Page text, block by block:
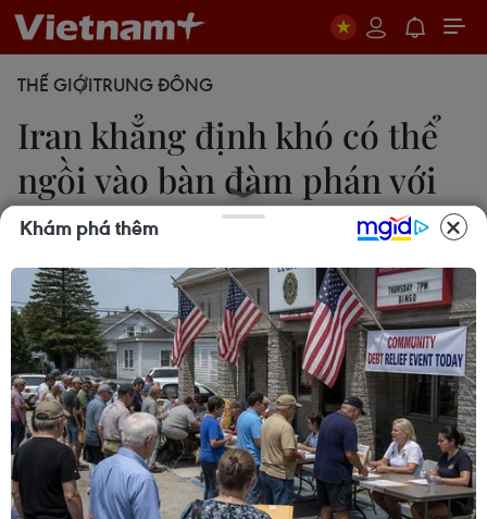
THẾ GIỚITRUNG ĐÔNG
Iran khẳng định khó có thể
ngồi vào bàn đàm phán với
Mỹ
18/12/2018 00:29
Truyền thông Trung Đông dẫn phát biểu của Ngoại
trưởng Iran Zarif cho rằng các cuộc đàm phán với
Mỹ khó có thể diễn ra sau khi Washington đặt ra
nhiều điều kiện để thương lượng với Tehran.
Khám phá thêm